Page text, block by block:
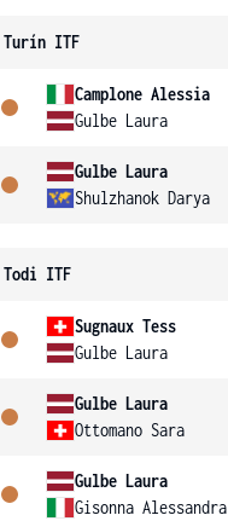
Turín ITF
Camplone Alessia
Gulbe Laura
Gulbe Laura
Shulzhanok Darya
Todi ITF
Sugnaux Tess
Gulbe Laura
Gulbe Laura
Ottomano Sara
Gulbe Laura
Gisonna Alessandra